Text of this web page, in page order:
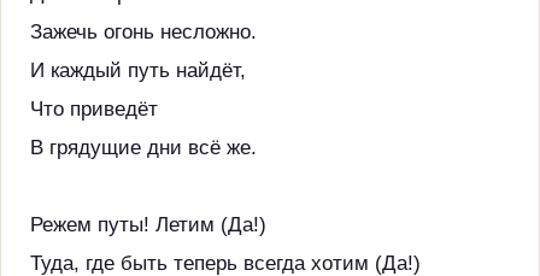
Зажечь огонь несложно.
И каждый путь найдёт,
Что приведёт
В грядущие дни всё же.
Режем путы! Летим (Да!)
Туда, где быть теперь всегда хотим (Да!)